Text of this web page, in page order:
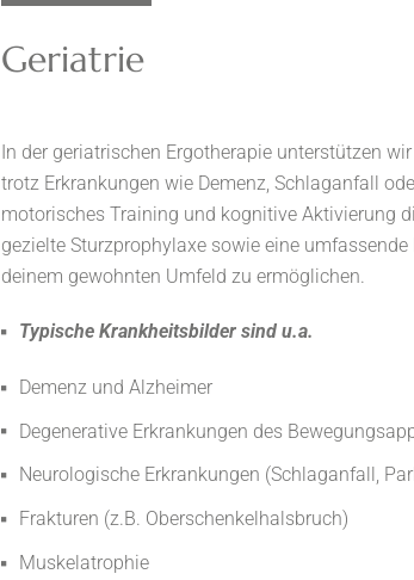
Geriatrie
In der geriatrischen Ergotherapie unterstützen
trotz Erkrankungen wie Demenz, Schlaganfall
motorisches Training und kognitive Aktivierung
gezielte Sturzprophylaxe sowie eine
deinem gewohnten Umfeld zu ermöglichen.
Typische Krankheitsbilder sind u.a.
Demenz und Alzheimer
Degenerative Erkrankungen des
Neurologische Erkrankungen (Schlaganfall,
Frakturen (z.B. Oberschenkelhalsbruch)
Muskelatrophie